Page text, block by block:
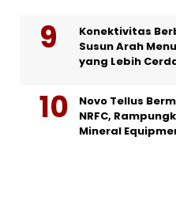
Konektivitas
Susun Arah
yang Lebih
Novo Tellus
NRFC,
Mineral